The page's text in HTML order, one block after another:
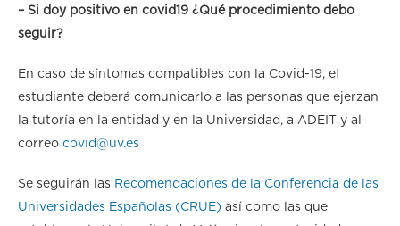
– Si doy positivo en covid19 ¿Qué procedimiento debo
seguir?
En caso de síntomas compatibles con la Covid-19, el
estudiante deberá comunicarlo a las personas que ejerzan
la tutoría en la entidad y en la Universidad, a ADEIT y al
correo covid@uv.es
Se seguirán las Recomendaciones de la Conferencia de las
Universidades Españolas (CRUE) así como las que